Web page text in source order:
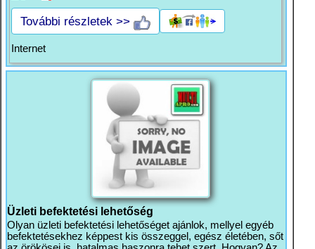
További részletek >>
Internet
Üzleti befektetési lehetőség
Olyan üzleti befektetési lehetőséget ajánlok, mellyel egyéb
befektetésekhez képpest kis összeggel, egész életében, sőt